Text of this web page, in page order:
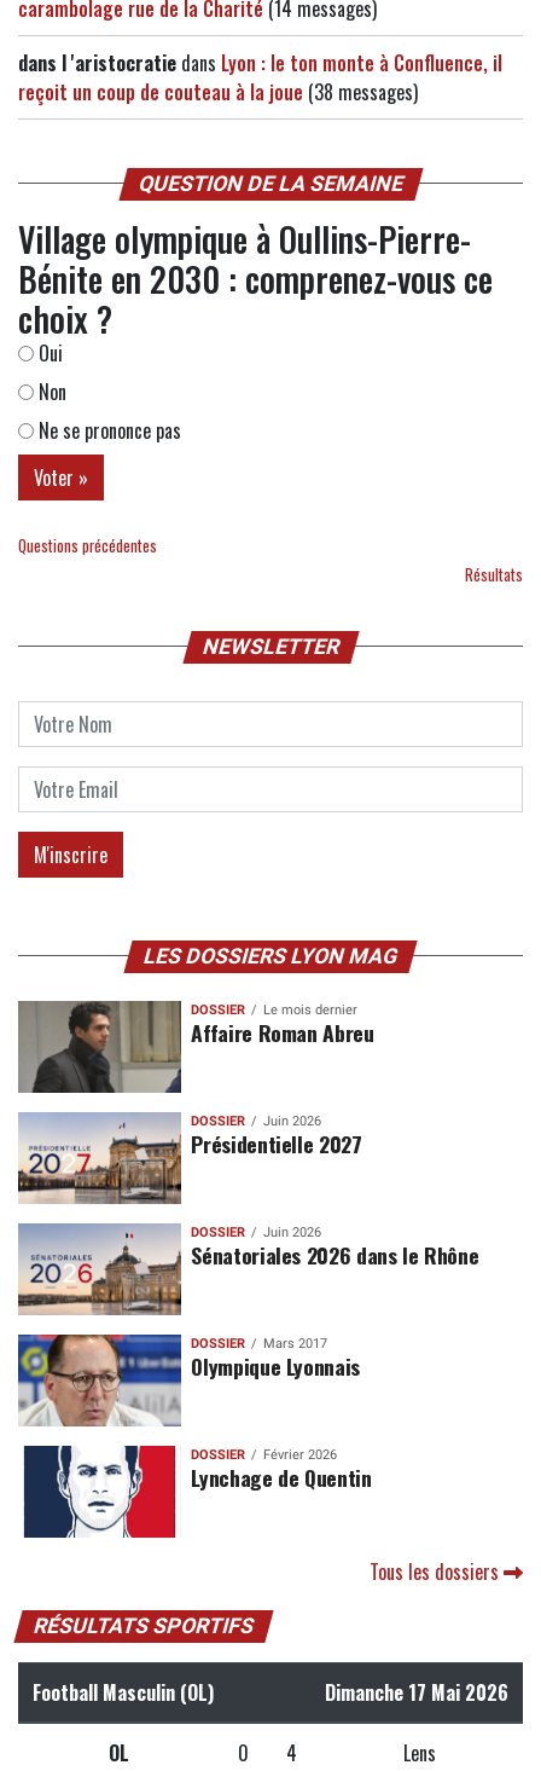
carambolage rue de la Charité (14 messages)
dans l 'aristocratie dans Lyon : le ton monte à Confluence, il
reçoit un coup de couteau à la joue (38 messages)
QUESTION DE LA SEMAINE
Village olympique à Oullins-Pierre-
Bénite en 2030 : comprenez-vous ce
choix ?
Oui
Non
Ne se prononce pas
Questions précédentes
Résultats
NEWSLETTER
LES DOSSIERS LYON MAG
DOSSIER Le mois dernier
Affaire Roman Abreu
DOSSIER Juin 2026
Présidentielle 2027
DOSSIER Juin 2026
Sénatoriales 2026 dans le Rhône
DOSSIER Mars 2017
Olympique Lyonnais
DOSSIER Février 2026
Lynchage de Quentin
Tous les dossiers
RÉSULTATS SPORTIFS
Football Masculin (OL) Dimanche 17 Mai 2026
OL 0 4 Lens